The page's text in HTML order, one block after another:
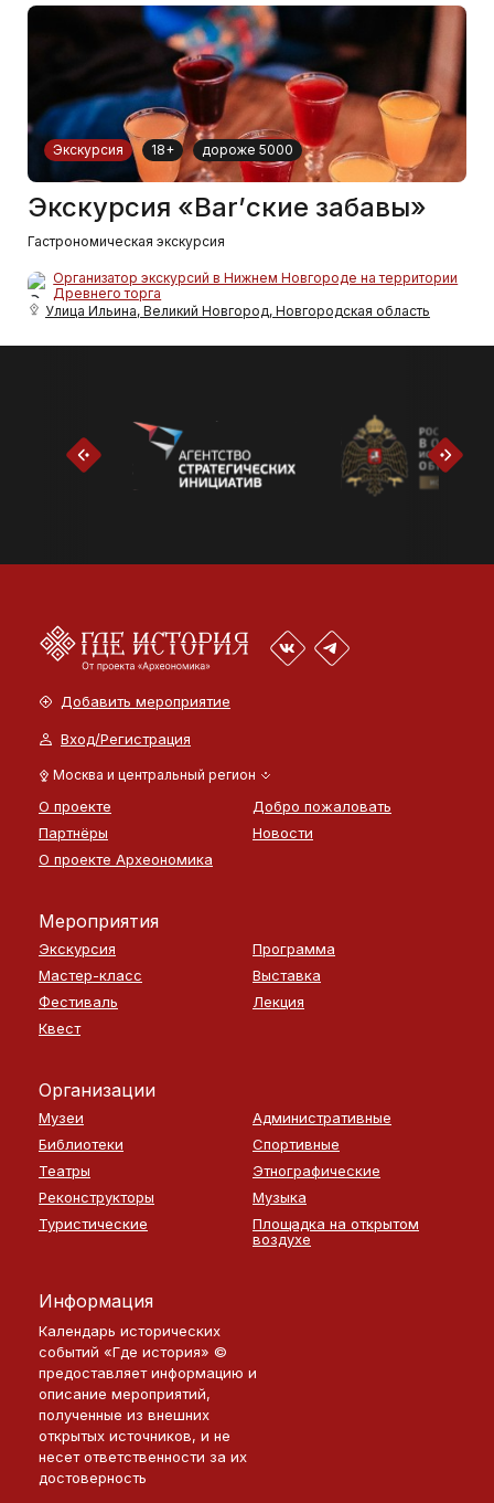
Экскурсия 18+ дороже 5000
Экскурсия «Bar’ские забавы»
Гастрономическая экскурсия
Организатор экскурсий в Нижнем Новгороде на территории
Древнего торга
Улица Ильина, Великий Новгород, Новгородская область
Добавить мероприятие
Вход/Регистрация
Москва и центральный регион
О проекте
Добро пожаловать
Партнёры
Новости
О проекте Археономика
Мероприятия
Экскурсия
Программа
Мастер-класс
Выставка
Фестиваль
Лекция
Квест
Организации
Музеи
Административные
Библиотеки
Спортивные
Театры
Этнографические
Реконструкторы
Музыка
Туристические
Площадка на открытом
воздухе
Информация
Календарь исторических
событий «Где история» ©
предоставляет информацию и
описание мероприятий,
полученные из внешних
открытых источников, и не
несет ответственности за их
достоверность